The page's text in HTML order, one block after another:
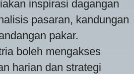
inspirasi dagangan
pasaran, kandungan
pakar.
boleh mengakses
harian dan strategi